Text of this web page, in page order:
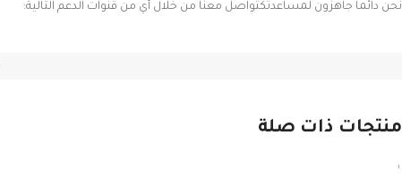
نحن دائماً جاهزون لمساعدتكتواصل معنا من خلال أي من قنوات الدعم التالية:
منتجات ذات صلة